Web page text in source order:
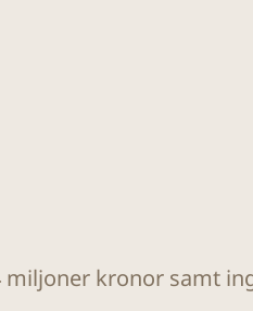
kronor samt